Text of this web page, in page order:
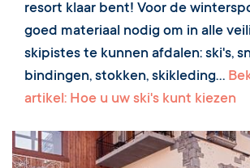
resort klaar bent! Voor de
goed materiaal nodig om in alle
skipistes te kunnen afdalen: ski's,
bindingen, stokken, skikleding...
artikel: Hoe u uw ski's kunt kiezen